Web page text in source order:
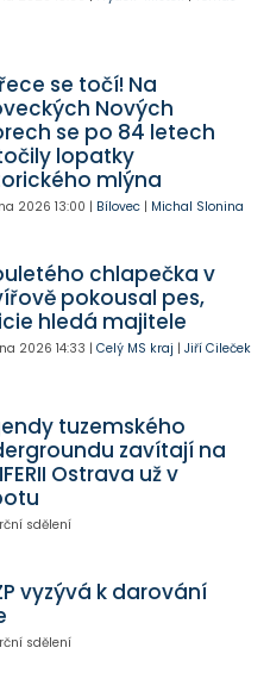
se točí! Na
Nových
se po 84 letech
lopatky
mlýna
2026 13:00 | Bílovec| Michal Slonina
chlapečka v
pokousal pes,
hledá majitele
2026 14:33 | Celý MS kraj | Jiří Cileček
tuzemského
zavítají na
Ostrava už v
sdělení
vyzývá k darování
sdělení